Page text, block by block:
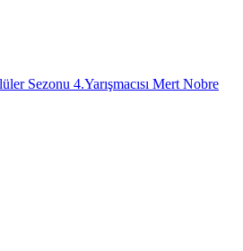
Sezonu 4.Yarışmacısı Mert Nobre